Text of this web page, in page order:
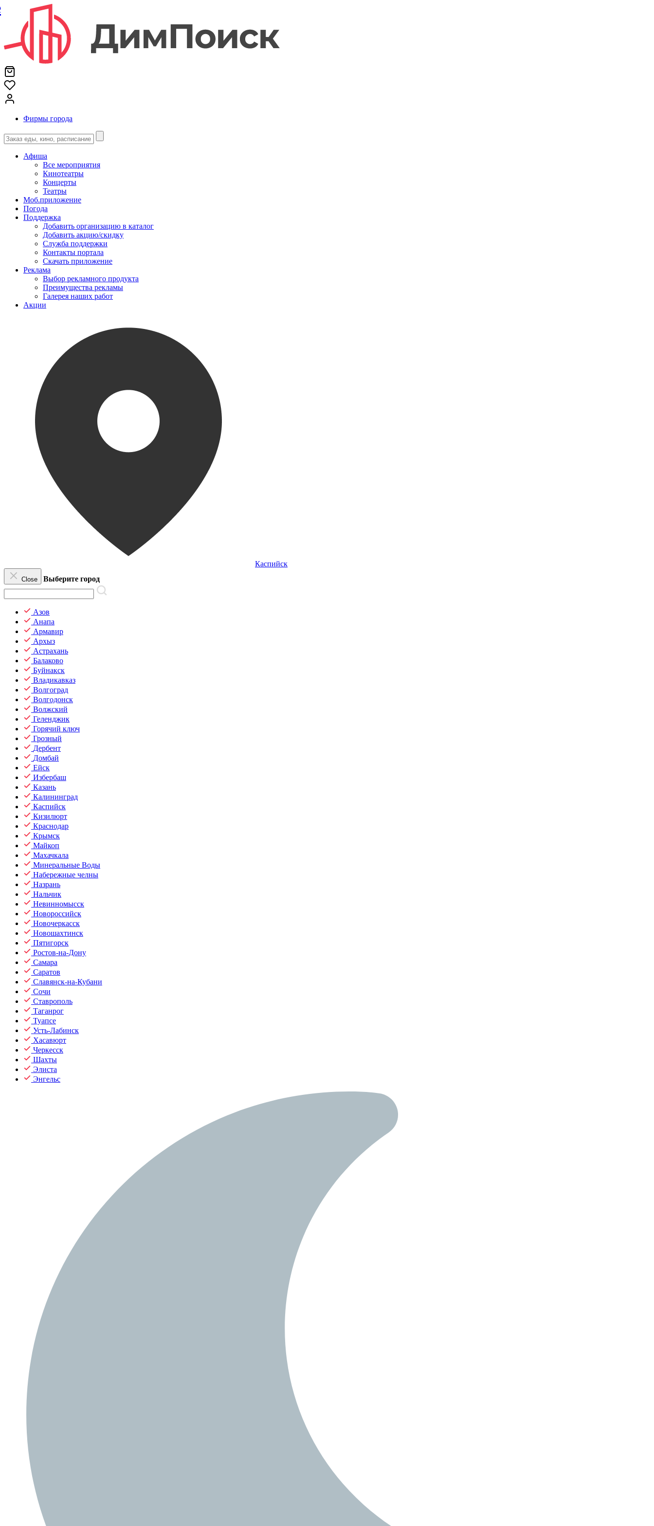
Фирмы города
Афиша
Все мероприятия
Кинотеатры
Концерты
Театры
Моб.приложение
Погода
Поддержка
Добавить организацию в каталог
Добавить акцию/скидку
Служба поддержки
Контакты портала
Скачать приложение
Реклама
Выбор рекламного продукта
Преимущества рекламы
Галерея наших работ
Акции
Каспийск
Close Выберите город
Азов
Анапа
Армавир
Архыз
Астрахань
Балаково
Буйнакск
Владикавказ
Волгоград
Волгодонск
Волжский
Геленджик
Горячий ключ
Грозный
Дербент
Домбай
Ейск
Избербаш
Казань
Калининград
Каспийск
Кизилюрт
Краснодар
Крымск
Майкоп
Махачкала
Минеральные Воды
Набережные челны
Назрань
Нальчик
Невинномысск
Новороссийск
Новочеркасск
Новошахтинск
Пятигорск
Ростов-на-Дону
Самара
Саратов
Славянск-на-Кубани
Сочи
Ставрополь
Таганрог
Туапсе
Усть-Лабинск
Хасавюрт
Черкесск
Шахты
Элиста
Энгельс